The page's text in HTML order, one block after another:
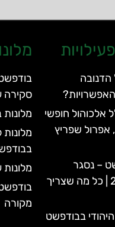
הדנובה
אלכוהול חופשי
אפרול שפריץ
– נסגר
לשיפוצים עד 2028 | כל מה שצריך
בבודפשט
סקירה
מקורה